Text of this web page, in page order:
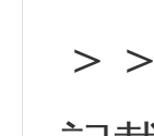
＞＞